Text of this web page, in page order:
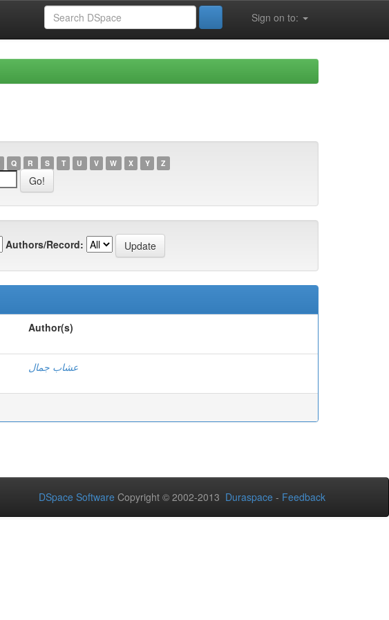
Sign on to:
Q R S T U V W X Y Z
Authors/Record:
Author(s)
عشاب جمال
DSpace Software Copyright © 2002-2013 Duraspace - Feedback